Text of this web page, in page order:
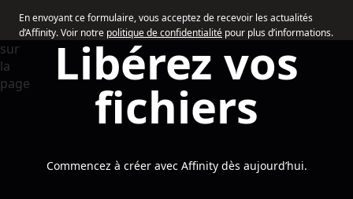
En envoyant ce formulaire, vous acceptez de recevoir les actualités
d’Affinity. Voir notre politique de confidentialité pour plus d’informations.
Libérez vos
fichiers
Commencez à créer avec Affinity dès aujourd’hui.